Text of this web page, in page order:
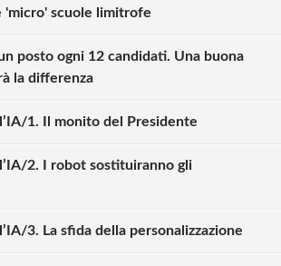
'micro' scuole limitrofe
posto ogni 12 candidati. Una buona
la differenza
1. Il monito del Presidente
2. I robot sostituiranno gli
3. La sfida della personalizzazione